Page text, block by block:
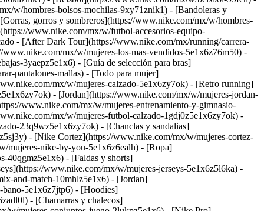
w/hombres-bolsos-mochilas-9xy71znik1) - [Bandoleras y
gorros y sombreros](https://www.nike.com/mx/w/hombres-
www.nike.com/mx/w/futbol-accesorios-equipo-
- [After Dark Tour](https://www.nike.com/mx/running/carrera-
mx/w/mujeres-los-mas-vendidos-5e1x6z76m50) -
3yaepz5e1x6) - [Guía de selección para bras]
pantalones-mallas) - [Todo para mujer]
mx/w/mujeres-calzado-5e1x6zy7ok) - [Retro running]
- [Jordan](https://www.nike.com/mx/w/mujeres-jordan-
www.nike.com/mx/w/mujeres-entrenamiento-y-gimnasio-
mx/w/mujeres-futbol-calzado-1gdj0z5e1x6zy7ok) -
23q9wz5e1x6zy7ok) - [Chanclas y sandalias]
- [Nike Cortez](https://www.nike.com/mx/w/mujeres-cortez-
mujeres-nike-by-you-5e1x6z6ealh) - [Ropa]
40qgmz5e1x6) - [Faldas y shorts]
www.nike.com/mx/w/mujeres-jerseys-5e1x6z5l6ka) -
and-match-10mhlz5e1x6) - [Jordan]
5e1x6z7jtp6) - [Hoodies]
- [Chamarras y chalecos]